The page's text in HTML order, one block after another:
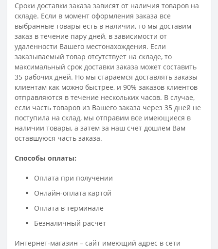
Сроки доставки заказа зависят от наличия товаров на
складе. Если в момент оформления заказа все
выбранные товары есть в наличии, то мы доставим
заказ в течение пару дней, в зависимости от
удаленности Вашего местонахождения. Если
заказываемый товар отсутствует на складе, то
максимальный срок доставки заказа может составить
35 рабочих дней. Но мы стараемся доставлять заказы
клиентам как можно быстрее, и 90% заказов клиентов
отправляются в течение нескольких часов. В случае,
если часть товаров из Вашего заказа через 35 дней не
поступила на склад, мы отправим все имеющиеся в
наличии товары, а затем за наш счет дошлем Вам
оставшуюся часть заказа.
Способы оплаты:
Оплата при получении
Онлайн-оплата картой
Оплата в терминале
Безналичный расчет
Интернет-магазин – сайт имеющий адрес в сети